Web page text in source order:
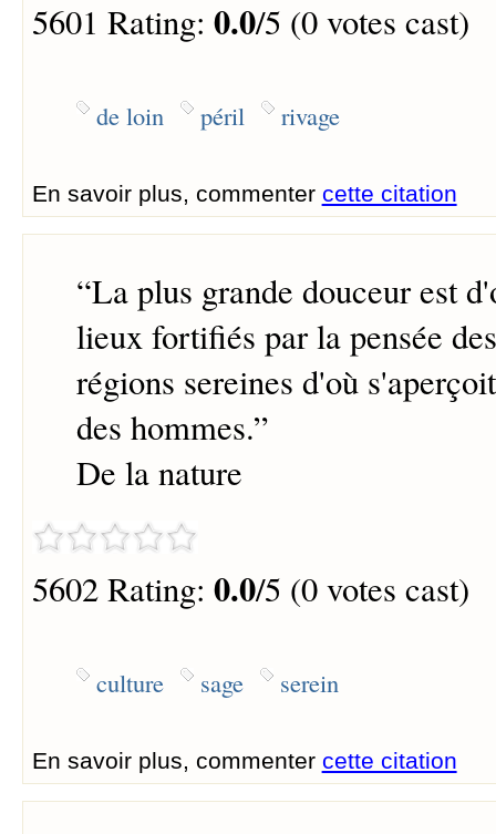
5601 Rating: 0.0/5 (0 votes cast)
de loin péril rivage
En savoir plus, commenter cette citation
“La plus grande douceur est
lieux fortifiés par la pensée
régions sereines d'où
des hommes.”
De la nature
5602 Rating: 0.0/5 (0 votes cast)
culture sage serein
En savoir plus, commenter cette citation